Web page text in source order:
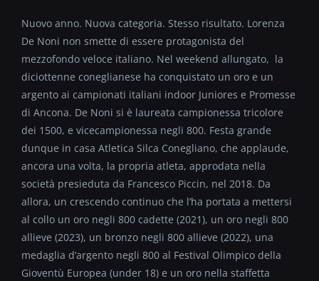
Nuovo anno. Nuova categoria. Stesso risultato. Lorenza
De Noni non smette di essere protagonista del
mezzofondo veloce italiano. Nel weekend allungato, la
diciottenne coneglianese ha conquistato un oro e un
argento ai campionati italiani indoor Juniores e Promesse
di Ancona. De Noni si è laureata campionessa tricolore
dei 1500, e vicecampionessa negli 800. Festa grande
dunque in casa Atletica Silca Conegliano, che applaude,
ancora una volta, la propria atleta, approdata nella
società presieduta da Francesco Piccin, nel 2018. Da
allora, un crescendo continuo che l’ha portata a mettersi
al collo un oro negli 800 cadette (2021), un oro negli 800
allieve (2023), un bronzo negli 800 allieve (2022), una
medaglia d’argento negli 800 al Festival Olimpico della
Gioventù Europea (under 18) e un oro nella staffetta